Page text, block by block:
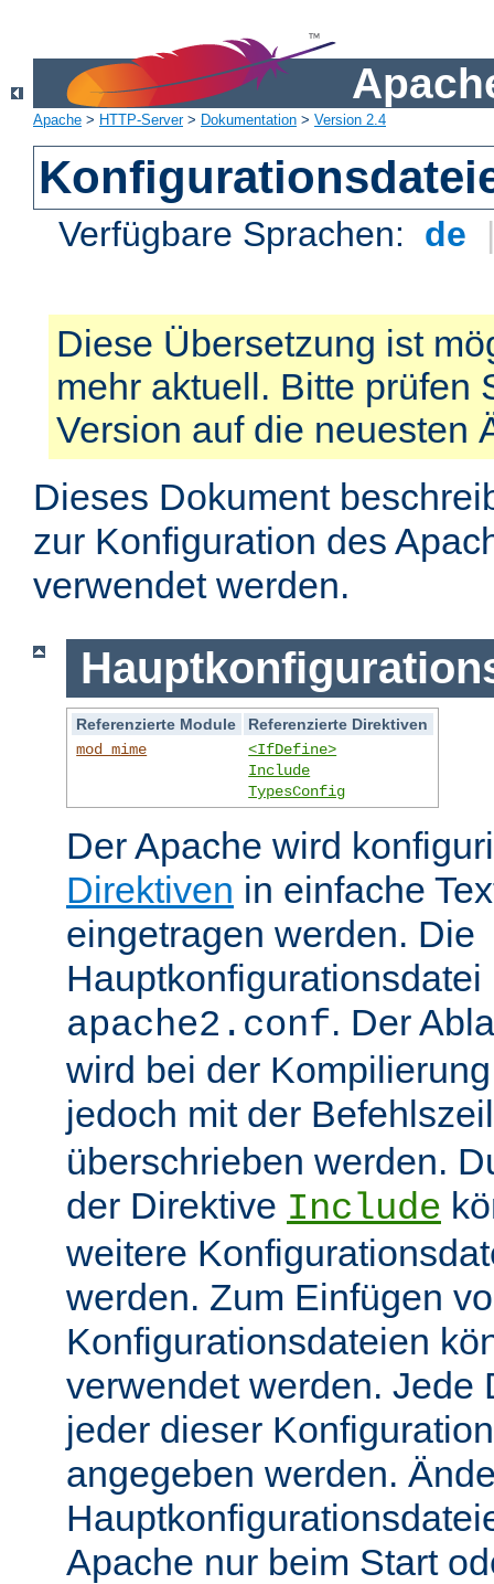
Apache > HTTP-Server> Dokumentation > Version 2.4
Verfügbare Sprachen: de
Diese Übersetzung ist
mehr aktuell. Bitte prüfen
Version auf die neuesten
Dieses Dokument
zur Konfiguration des
verwendet werden.
Referenzierte Module
Referenzierte Direktiven
mod_mime
<IfDefine>
Include
TypesConfig
Der Apache wird
Direktiven in einfache
eingetragen werden. Die
apache2.conf. Der
wird bei der
jedoch mit der
überschrieben werden.
der Direktive Include
weitere
werden. Zum Einfügen
Konfigurationsdateien
verwendet werden. Jede
jeder dieser
angegeben werden.
Apache nur beim Start